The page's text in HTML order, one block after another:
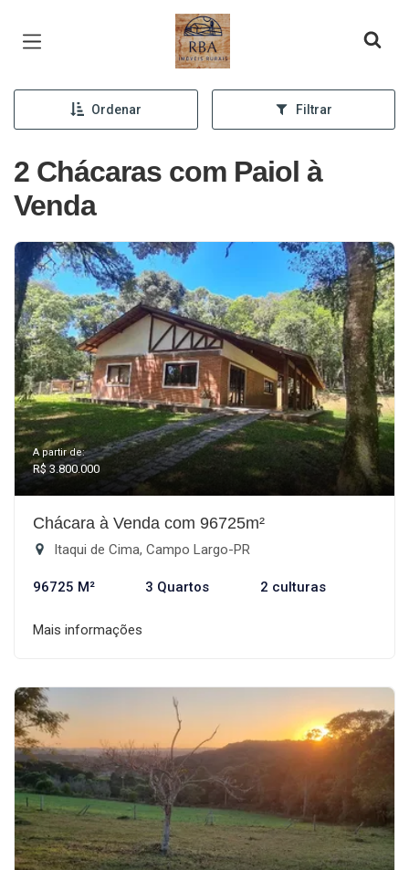
Página inicial
Ordenar Filtrar
2 Chácaras com Paiol à
Venda
A partir de:
R$ 3.800.000
Chácara à Venda com 96725m²
Itaqui de Cima, Campo Largo-PR
96725 M² 3 Quartos 2 culturas
Mais informações